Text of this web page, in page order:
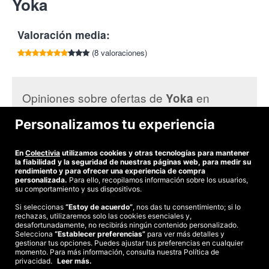
Reductor con envoltura autocalentable adelgazante.
El tratamiento consta de:
Exfoliación completa
Envoltura específica según tratamiento seleccionado.
Yoka Peluquería Estética y Solarium.Ubicados en el centro
peluquería y estética de alta calidad desarrollados por los
mejores profesionales. Respuestas precisas a cada una de tus
necesidades, asesoramiento profesionalizado y las últimas
tendencias dentro de un espacio acogedor y dinámico.
¡Siempre guapa con Colectivia!
20302 Irún
Yoka
Valoración media:
(8 valoraciones)
Opiniones sobre ofertas de Yoka en
Colectivia:
Trato agradable y personalizado
©2026 Colectivia
Términos y condiciones|Política de privacidad|Política de cookies
Estudio turismo de verano 2020
Personalizamos tu experiencia
En Colectivia utilizamos cookies y otras tecnologías para mantener
la fiabilidad y la seguridad de nuestras páginas web, para medir su
rendimiento y para ofrecer una experiencia de compra
personalizada. Para ello, recopilamos información sobre los usuarios,
su comportamiento y sus dispositivos.
Si seleccionas “Estoy de acuerdo”, nos das tu consentimiento; si lo
rechazas, utilizaremos solo las cookies esenciales y,
desafortunadamente, no recibirás ningún contenido personalizado.
Selecciona “Establecer preferencias” para ver más detalles y
gestionar tus opciones. Puedes ajustar tus preferencias en cualquier
momento. Para más información, consulta nuestra Política de
privacidad. Leer más.